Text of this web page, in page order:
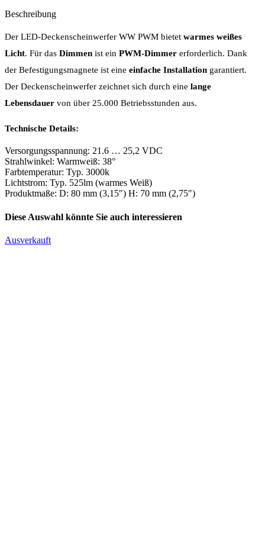
Beschreibung
Der LED-Deckenscheinwerfer WW PWM bietet warmes weißes
Licht. Für das Dimmen ist ein PWM-Dimmer erforderlich. Dank
der Befestigungsmagnete ist eine einfache Installation garantiert.
Der Deckenscheinwerfer zeichnet sich durch eine lange
Lebensdauer von über 25.000 Betriebsstunden aus.
Technische Details:
Versorgungsspannung: 21.6 … 25,2 VDC
Strahlwinkel: Warmweiß: 38°
Farbtemperatur: Typ. 3000k
Lichtstrom: Typ. 525lm (warmes Weiß)
Produktmaße: D: 80 mm (3,15″) H: 70 mm (2,75″)
Diese Auswahl könnte Sie auch interessieren
Ausverkauft